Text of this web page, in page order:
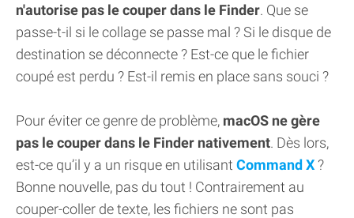
n'autorise pas le couper dans le Finder. Que se
passe-t-il si le collage se passe mal ? Si le disque de
destination se déconnecte ? Est-ce que le fichier
coupé est perdu ? Est-il remis en place sans souci ?
Pour éviter ce genre de problème, macOS ne gère
pas le couper dans le Finder nativement. Dès lors,
est-ce qu’il y a un risque en utilisant Command X?
Bonne nouvelle, pas du tout ! Contrairement au
couper-coller de texte, les fichiers ne sont pas